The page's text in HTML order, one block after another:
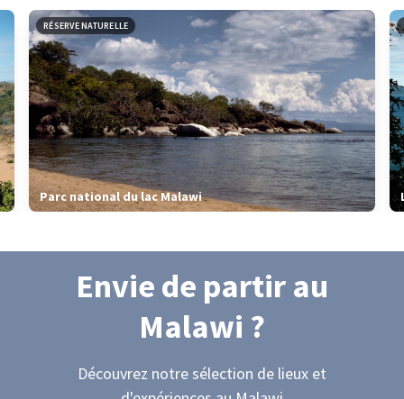
Leaflet|données ©OpenStreetMap/ODbL - renduOSM France
RÉSERVE NATURELLE
Parc national du lac Malawi
Envie de partir au
Malawi ?
Découvrez notre sélection de lieux et